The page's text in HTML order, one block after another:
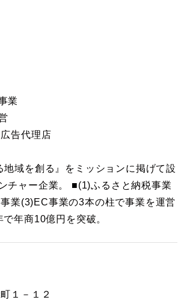
業
告代理店
地域を創る』をミッションに掲げて設
チャー企業。 ■(1)ふるさと納税事業
業(3)EC事業の3本の柱で事業を運営
年商10億円を突破。
１－１２